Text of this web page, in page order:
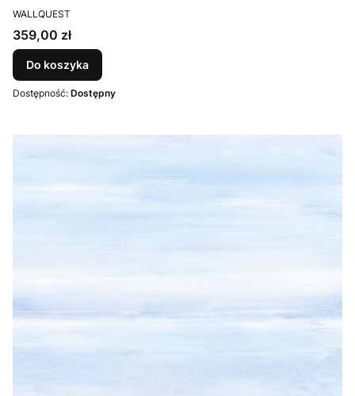
PRODUCENT
WALLQUEST
Cena
359,00 zł
Do koszyka
Dostępność: Dostępny